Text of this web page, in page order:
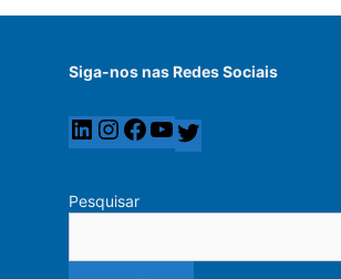
Siga-nos nas Redes Sociais
Pesquisar